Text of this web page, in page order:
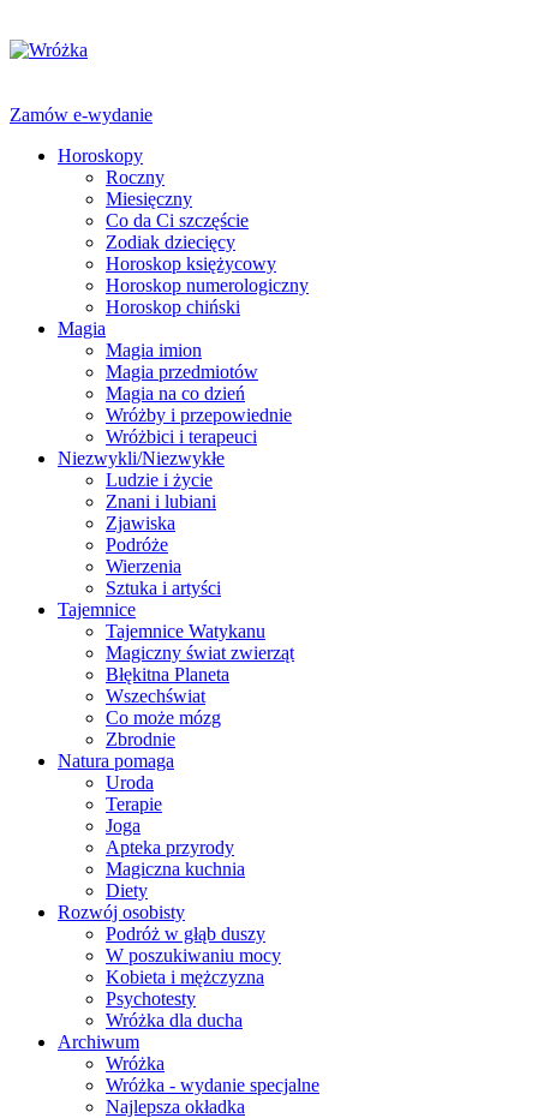
Zamów e-wydanie
Horoskopy
Roczny
Miesięczny
Co da Ci szczęście
Zodiak dziecięcy
Horoskop księżycowy
Horoskop numerologiczny
Horoskop chiński
Magia
Magia imion
Magia przedmiotów
Magia na co dzień
Wróżby i przepowiednie
Wróżbici i terapeuci
Niezwykli/Niezwykłe
Ludzie i życie
Znani i lubiani
Zjawiska
Podróże
Wierzenia
Sztuka i artyści
Tajemnice
Tajemnice Watykanu
Magiczny świat zwierząt
Błękitna Planeta
Wszechświat
Co może mózg
Zbrodnie
Natura pomaga
Uroda
Terapie
Joga
Apteka przyrody
Magiczna kuchnia
Diety
Rozwój osobisty
Podróż w głąb duszy
W poszukiwaniu mocy
Kobieta i mężczyzna
Psychotesty
Wróżka dla ducha
Archiwum
Wróżka
Wróżka - wydanie specjalne
Najlepsza okładka